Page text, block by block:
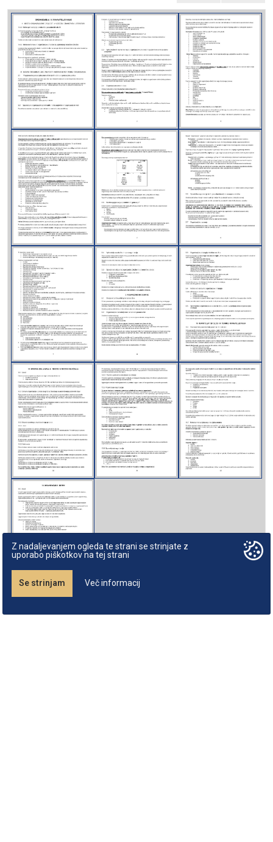
Z nadaljevanjem ogleda te strani se strinjate z
uporabo piškotkov na tej strani
Se strinjam Več informacij